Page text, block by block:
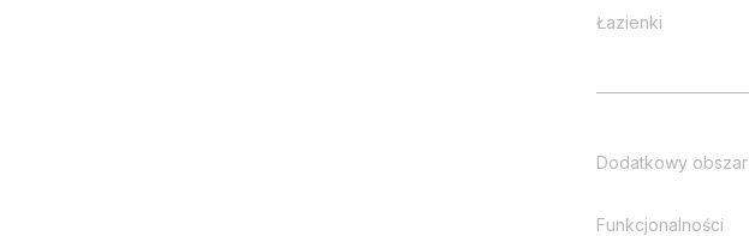
Łazienki
Dodatkowy obszar
Funkcjonalności